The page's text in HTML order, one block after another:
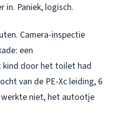
in. Paniek, logisch.
Camera-inspectie
een
door het toilet had
van de PE-Xc leiding, 6
niet, het autootje